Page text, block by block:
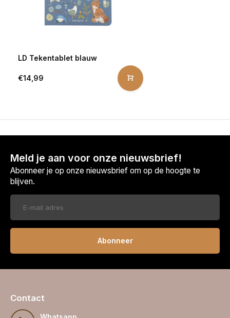
LD Tekentablet blauw
€14,99
Meld je aan voor onze nieuwsbrief!
Abonneer je op onze nieuwsbrief om op de hoogte te
blijven.
Abonneer
Contact